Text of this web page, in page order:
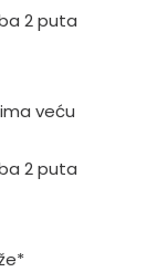
2 puta
veću
2 puta